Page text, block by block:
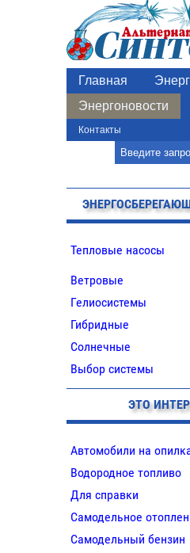
Главная
Энергоновости
Контакты
Тепловые насосы
Ветровые
Гелиосистемы
Гибридные
Солнечные
Выбор системы
ЭТО
Автомобили на
Водородное топливо
Для справки
Самодельное
Самодельный бензин